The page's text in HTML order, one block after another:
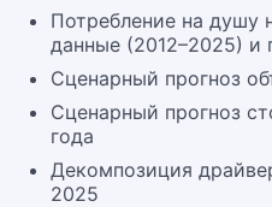
Потребление на душу
данные (2012–2025) и
Сценарный прогноз
Сценарный прогноз
года
Декомпозиция
2025